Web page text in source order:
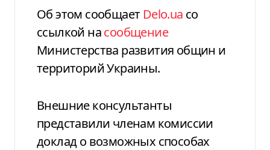
Об этом сообщает Delo.ua со
ссылкой насообщение
Министерства развития общин и
территорий Украины.
Внешние консультанты
представили членам комиссии
доклад о возможных способах